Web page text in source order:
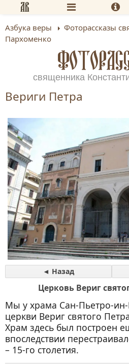
Азбука веры
Фоторассказы
Пархоменко
священника
Вериги Петра
◄ Назад
Церковь Вериг
Мы у храма Сан-Пьетро-ин-
церкви Вериг святого
Храм здесь был построен
впоследствии
– 15-го столетия.